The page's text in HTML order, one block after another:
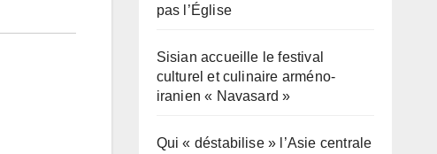
pas l’Église
Sisian accueille le festival
culturel et culinaire arméno-
iranien « Navasard »
Qui « déstabilise » l’Asie centrale